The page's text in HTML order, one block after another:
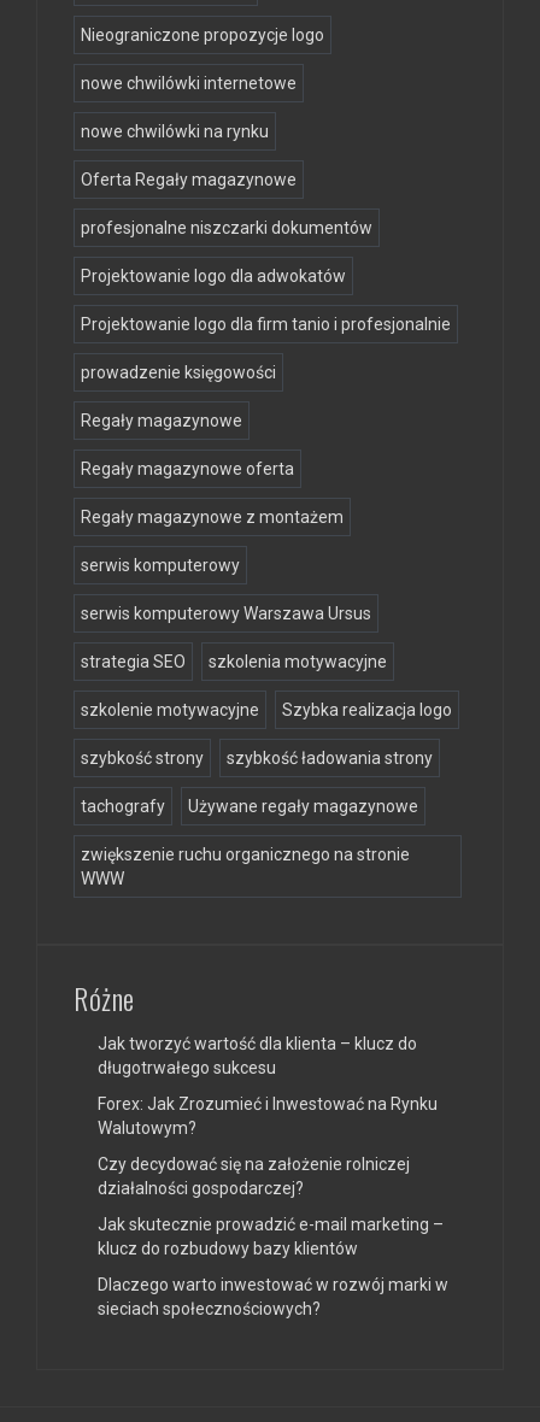
Nieograniczone propozycje logo
nowe chwilówki internetowe
nowe chwilówki na rynku
Oferta Regały magazynowe
profesjonalne niszczarki dokumentów
Projektowanie logo dla adwokatów
Projektowanie logo dla firm tanio i profesjonalnie
prowadzenie księgowości
Regały magazynowe
Regały magazynowe oferta
Regały magazynowe z montażem
serwis komputerowy
serwis komputerowy Warszawa Ursus
strategia SEO szkolenia motywacyjne
szkolenie motywacyjne Szybka realizacja logo
szybkość strony szybkość ładowania strony
tachografy Używane regały magazynowe
zwiększenie ruchu organicznego na stronie
WWW
Różne
Jak tworzyć wartość dla klienta – klucz do
długotrwałego sukcesu
Forex: Jak Zrozumieć i Inwestować na Rynku
Walutowym?
Czy decydować się na założenie rolniczej
działalności gospodarczej?
Jak skutecznie prowadzić e-mail marketing –
klucz do rozbudowy bazy klientów
Dlaczego warto inwestować w rozwój marki w
sieciach społecznościowych?